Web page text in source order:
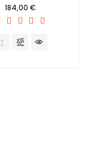
Prix
184,00 €